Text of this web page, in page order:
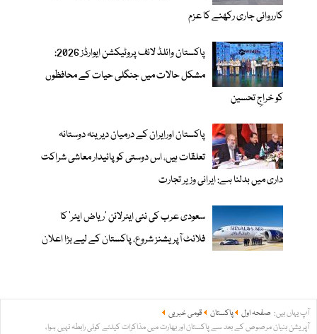
کارروائی جاری رکھنے کا عزم
پاکستان وائلڈ لائف پروٹیکشن ایوارڈز 2026:
مشکل حالات میں جنگلی حیات کے محافظوں
کو خراجِ تحسین
پاکستان اورایران کے درمیان دیرینہ دوستانہ
تعلقات ہیں، اس دوستی کوپائیدار معاشی شراکت
داری میں بدلنا ہے: ایرانی وزیر تجارت
سعودی عرب کی نئی ایئرلائن ‘ریاض ایئر’ کا
فلائٹ آپریشنز شروع، پاکستان کے لیے بڑا اعلان
آپ یہاں ہیں: صفحہ اول پاکستان
قومی خبریں
آپریشن بنیان مرصوص کے بعد سے پاکستان اور بھارت میں مذاکرات کیلئے کوئی رابطہ نہیں ہوا،